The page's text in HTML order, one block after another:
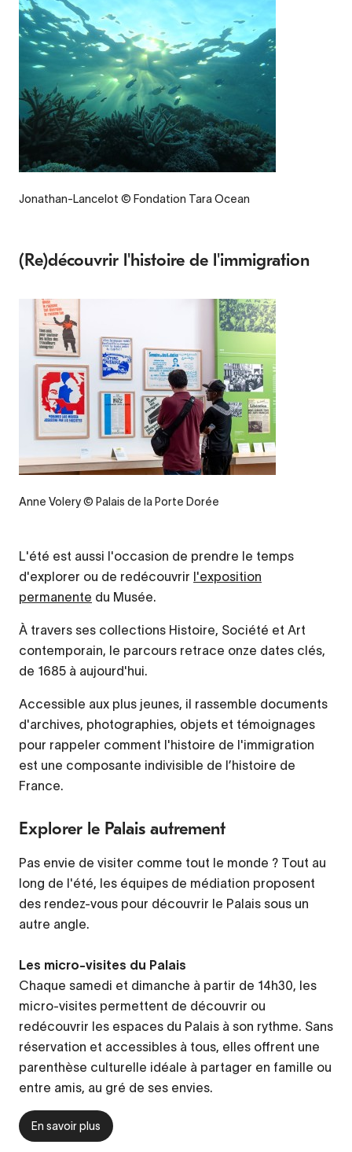
Jonathan-Lancelot © Fondation Tara Ocean
(Re)découvrir l'histoire de l'immigration
Anne Volery © Palais de la Porte Dorée
L'été est aussi l'occasion de prendre le temps
d'explorer ou de redécouvrir l'exposition
permanente du Musée.
À travers ses collections Histoire, Société et Art
contemporain, le parcours retrace onze dates clés,
de 1685 à aujourd'hui.
Accessible aux plus jeunes, il rassemble documents
d'archives, photographies, objets et témoignages
pour rappeler comment l'histoire de l'immigration
est une composante indivisible de l’histoire de
France.
Explorer le Palais autrement
Pas envie de visiter comme tout le monde ? Tout au
long de l'été, les équipes de médiation proposent
des rendez-vous pour découvrir le Palais sous un
autre angle.
Les micro-visites du Palais
Chaque samedi et dimanche à partir de 14h30, les
micro-visites permettent de découvrir ou
redécouvrir les espaces du Palais à son rythme. Sans
réservation et accessibles à tous, elles offrent une
parenthèse culturelle idéale à partager en famille ou
entre amis, au gré de ses envies.
En savoir plus